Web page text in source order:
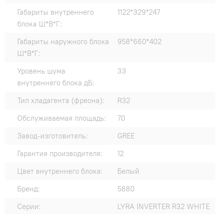
Габариты внутреннего
блока Ш*В*Г:
1122*329*247
Габариты наружного блока
Ш*В*Г:
958*660*402
Уровень шума
внутреннего блока дБ:
33
Тип хладагента (фреона):
R32
Обслуживаемая площадь:
70
Завод-изготовитель:
GREE
Гарантия производителя:
12
Цвет внутреннего блока:
Белый
Бренд:
5880
Серии:
LYRA INVERTER R32 WHITE